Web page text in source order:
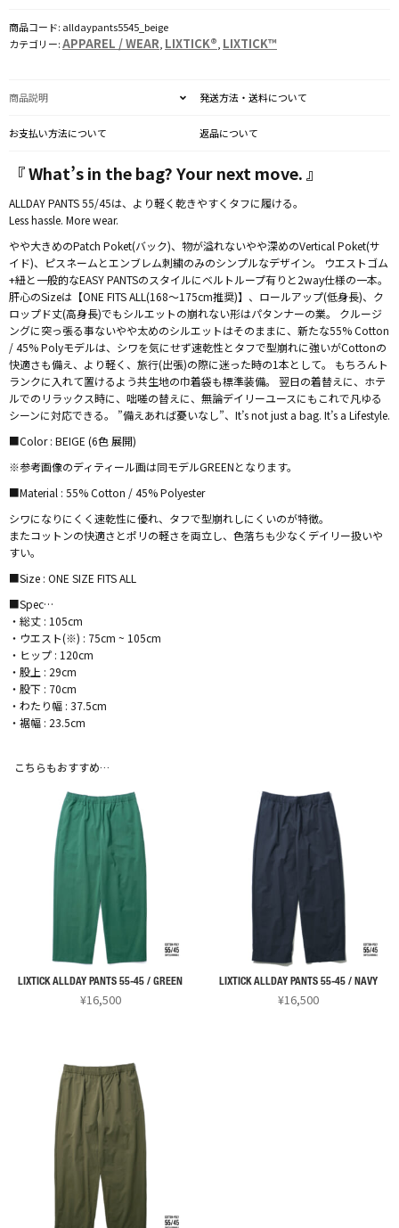
BEIGE
商品コード: alldaypants5545_beige
カテゴリー:APPAREL / WEAR LIXTICK® LIXTICK™
商品説明 発送方法・送料について
お支払い方法について 返品について
『 What’s in the bag? Your next move. 』
ALLDAY PANTS 55/45は、より軽く乾きやすくタフに履ける。
Less hassle. More wear.
やや大きめのPatch Poket(バック)、物が溢れないやや深めのVertical Poket(サ
イド)、ピスネームとエンブレム刺繍のみのシンプルなデザイン。 ウエストゴム
+紐と一般的なEASY PANTSのスタイルにベルトループ有りと2way仕様の一本。
肝心のSizeは【ONE FITS ALL(168〜175cm推奨)】、ロールアップ(低身長)、ク
ロップド丈(高身長)でもシルエットの崩れない形はパタンナーの業。 クルージ
ングに突っ張る事ないやや太めのシルエットはそのままに、新たな55% Cotton
/ 45% Polyモデルは、シワを気にせず速乾性とタフで型崩れに強いがCottonの
快適さも備え、より軽く、旅行(出張)の際に迷った時の1本として。 もちろんト
ランクに入れて置けるよう共生地の巾着袋も標準装備。 翌日の着替えに、ホテ
ルでのリラックス時に、咄嗟の替えに、無論デイリーユースにもこれで凡ゆる
シーンに対応できる。 ”備えあれば憂いなし”、It’s not just a bag. It’s a Lifestyle.
■Color : BEIGE (6色 展開)
※参考画像のディティール画は同モデルGREENとなります。
■Material : 55% Cotton / 45% Polyester
シワになりにくく速乾性に優れ、タフで型崩れしにくいのが特徴。
またコットンの快適さとポリの軽さを両立し、色落ちも少なくデイリー扱いや
すい。
■Size : ONE SIZE FITS ALL
■Spec…
・総丈 : 105cm
・ウエスト(※) : 75cm ~ 105cm
・ヒップ : 120cm
・股上 : 29cm
・股下 : 70cm
・わたり幅 : 37.5cm
・裾幅 : 23.5cm
こちらもおすすめ…
LIXTICK ALLDAY PANTS 55-45 / GREEN
¥16,500
LIXTICK ALLDAY PANTS 55-45 / NAVY
¥16,500